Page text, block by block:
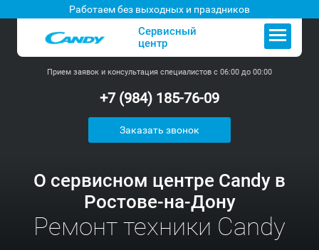
Работаем без выходных и праздников
Сервисный
центр
Прием заявок и консультация специалистов с 06:00 до 00:00
+7 (984) 185-76-09
Заказать звонок
О сервисном центре Candy в
Ростове-на-Дону
Ремонт техники Candy